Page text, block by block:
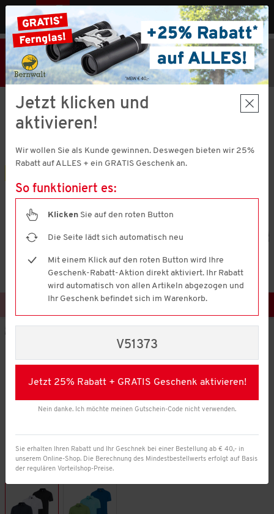
MENÜ
25% Rabatt
+ Geschenk
Hier klicken
Code V51373 einlösen!
MBW € 40,-
Otto Kern
3er Pack Herren Poloshirts Regular-Fit
von
5
Durchschnittswert
der
Bewertung.
Read
Reviews.
Link
derselben
Seite.
Jetzt klicken und
aktivieren!
Wir wollen Sie als Kunde gewinnen. Deswegen bieten wir 25%
Rabatt auf ALLES + ein GRATIS Geschenk an.
So funktioniert es:
Klicken Sie auf den roten Button
Die Seite lädt sich automatisch neu
Mit einem Klick auf den roten Button wird Ihre
Geschenk-Rabatt-Aktion direkt aktiviert. Ihr Rabatt
wird automatisch von allen Artikeln abgezogen und
Ihr Geschenk befindet sich im Warenkorb.
V51373
Jetzt 25% Rabatt + GRATIS Geschenk aktivieren!
Nein danke. Ich möchte meinen Gutschein-Code nicht verwenden.
Sie erhalten Ihren Rabatt und Ihr Geschnek bei einer Bestellung ab € 40,- in
unserem Online-Shop. Die Berechnung des Mindestbestellwerts erfolgt auf Basis
der regulären Vorteilshop-Preise.